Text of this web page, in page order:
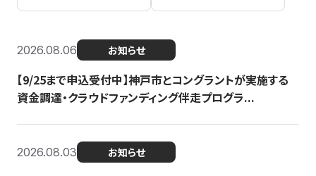
2026.08.06 お知らせ
【9/25まで申込受付中】神戸市とコングラントが実施する
資金調達・クラウドファンディング伴走プログラ...
2026.08.03 お知らせ